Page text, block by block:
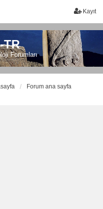
Kayıt
TR
Forumları
Forum ana sayfa